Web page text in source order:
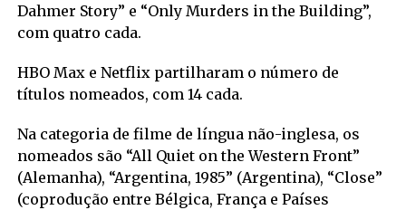
Dahmer Story” e “Only Murders in the Building”,
com quatro cada.
HBO Max e Netflix partilharam o número de
títulos nomeados, com 14 cada.
Na categoria de filme de língua não-inglesa, os
nomeados são “All Quiet on the Western Front”
(Alemanha), “Argentina, 1985” (Argentina), “Close”
(coprodução entre Bélgica, França e Países